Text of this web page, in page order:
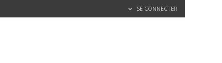
SE CONNECTER